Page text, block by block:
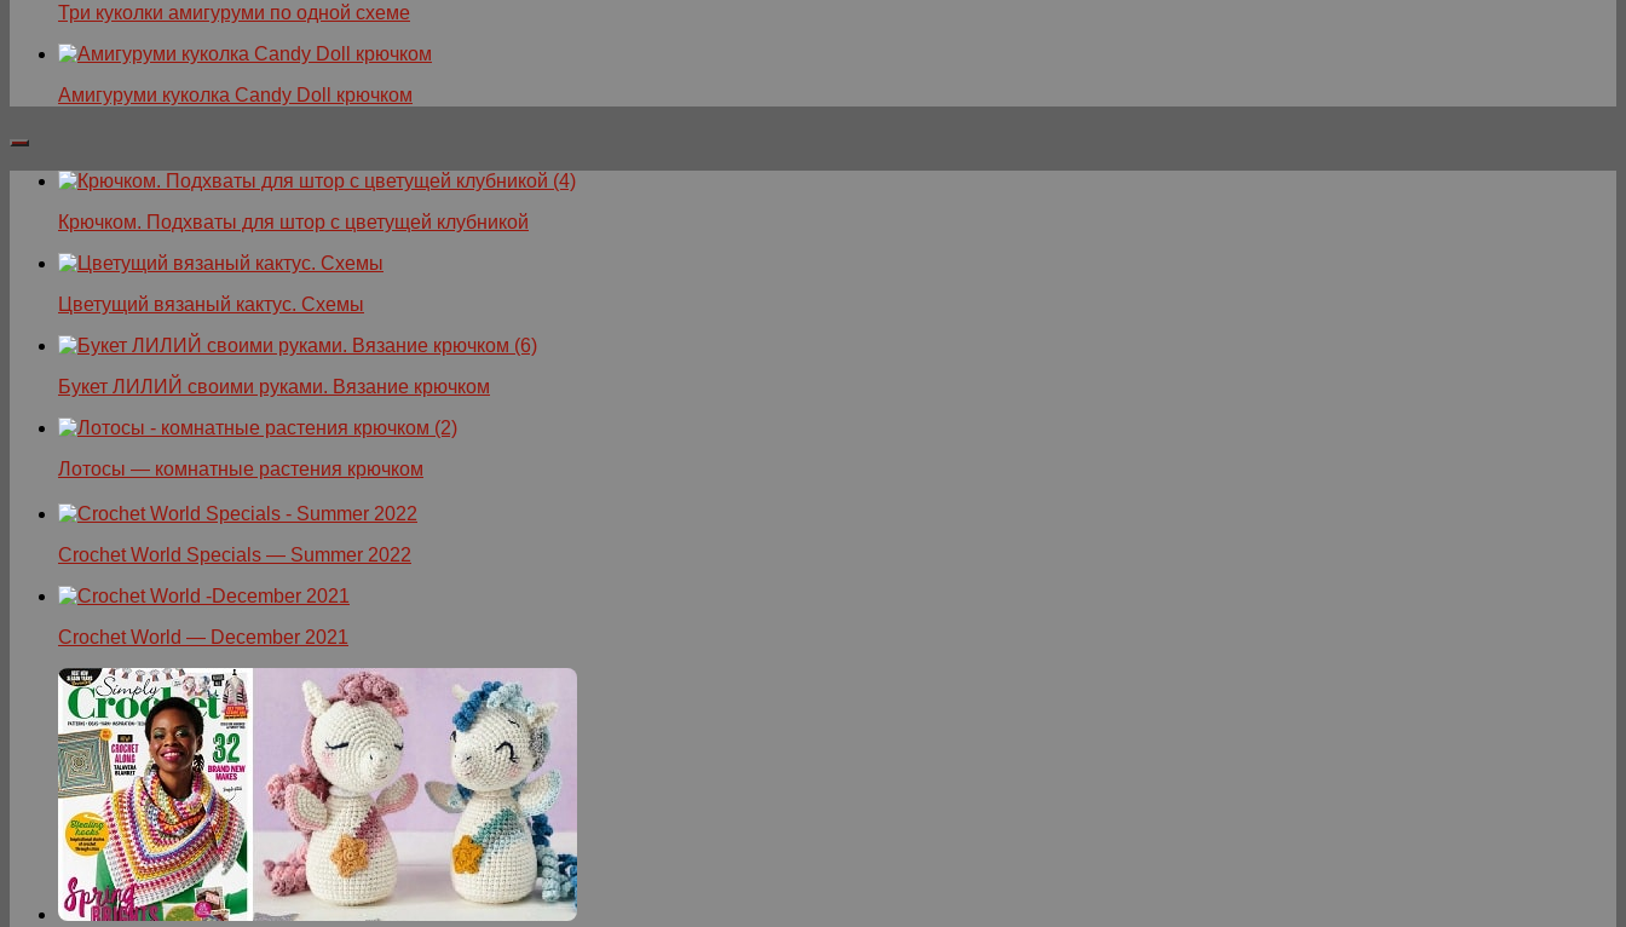
Три куколки амигуруми по одной схеме
Амигуруми куколка Candy Doll крючком
Крючком. Подхваты для штор с цветущей клубникой
Цветущий вязаный кактус. Схемы
Букет ЛИЛИЙ своими руками. Вязание крючком
Лотосы — комнатные растения крючком
Crochet World Specials — Summer 2022
Crochet World — December 2021